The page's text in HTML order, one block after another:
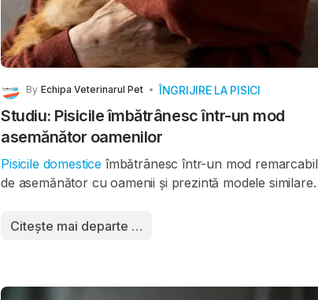
By Echipa Veterinarul Pet ÎNGRIJIRE LA PISICI
Studiu: Pisicile îmbătrânesc într-un mod
asemănător oamenilor
Pisicile domestice îmbătrânesc într-un mod remarcabil
de asemănător cu oamenii și prezintă modele similare
potrivit unui studiu realizat în colaborare de cercetători
Citește mai departe …